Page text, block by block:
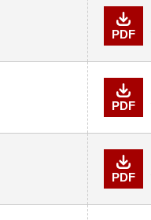
PDF
PDF
PDF